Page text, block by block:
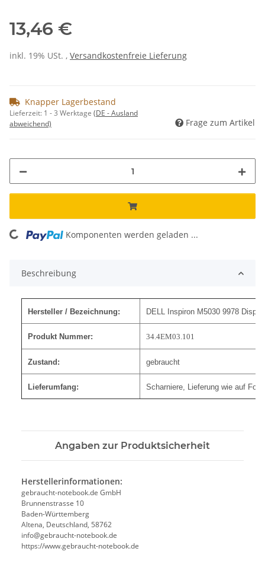
13,46 €
inkl. 19% USt. , Versandkostenfreie Lieferung
Knapper Lagerbestand
Lieferzeit: 1 - 3 Werktage (DE - Ausland
abweichend)
Frage zum Artikel
Komponenten werden geladen ...
Beschreibung
Hersteller / Bezeichnung: DELL Inspiron M5030 9978
Produkt Nummer: 34.4EM03.101
Zustand: gebraucht
Lieferumfang: Scharniere, Lieferung wie auf Foto
Angaben zur Produktsicherheit
Herstellerinformationen:
gebraucht-notebook.de GmbH
Brunnenstrasse 10
Baden-Württemberg
Altena, Deutschland, 58762
info@gebraucht-notebook.de
https://www.gebraucht-notebook.de